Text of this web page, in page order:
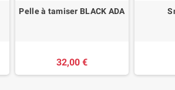
Pelle à tamiser BLACK ADA
32,00 €